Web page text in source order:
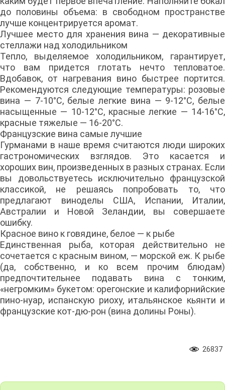
до половины объема: в свободном пространстве
лучше концентрируется аромат.
Лучшее место для хранения вина — декоративные
стеллажи над холодильником
Тепло, выделяемое холодильником, гарантирует,
что вам придется глотать нечто тепловатое.
Вдобавок, от нагревания вино быстрее портится.
Рекомендуются следующие температуры: розовые
вина — 7-10°С, белые легкие вина — 9-12°С, белые
насыщенные — 10-12°С, красные легкие — 14-16°С,
красные тяжелые — 16-20°С.
Французские вина самые лучшие
Гурманами в наше время считаются люди широких
гастрономических взглядов. Это касается и
хороших вин, произведенных в разных странах. Если
вы довольствуетесь исключительно французской
классикой, не решаясь попробовать то, что
предлагают виноделы США, Испании, Италии,
Австралии и Новой Зеландии, вы совершаете
ошибку.
Красное вино к говядине, белое — к рыбе
Единственная рыба, которая действительно не
сочетается с красным вином, — морской еж. К рыбе
(да, собственно, и ко всем прочим блюдам)
предпочтительнее подавать вина с тонким,
«негромким» букетом: орегонские и калифорнийские
пино-нуар, испанскую риоху, итальянское кьянти и
французские кот-дю-рон (вина долины Роны).
26837